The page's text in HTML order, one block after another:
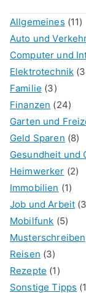
Allgemeines (11)
Auto und
Computer und
Elektrotechnik
Familie (3)
Finanzen (24)
Garten und
Geld Sparen (8)
Gesundheit und
Heimwerker (2)
Immobilien (1)
Job und Arbeit
Mobilfunk (5)
Musterschreiben
Reisen (3)
Rezepte (1)
Sonstige Tipps